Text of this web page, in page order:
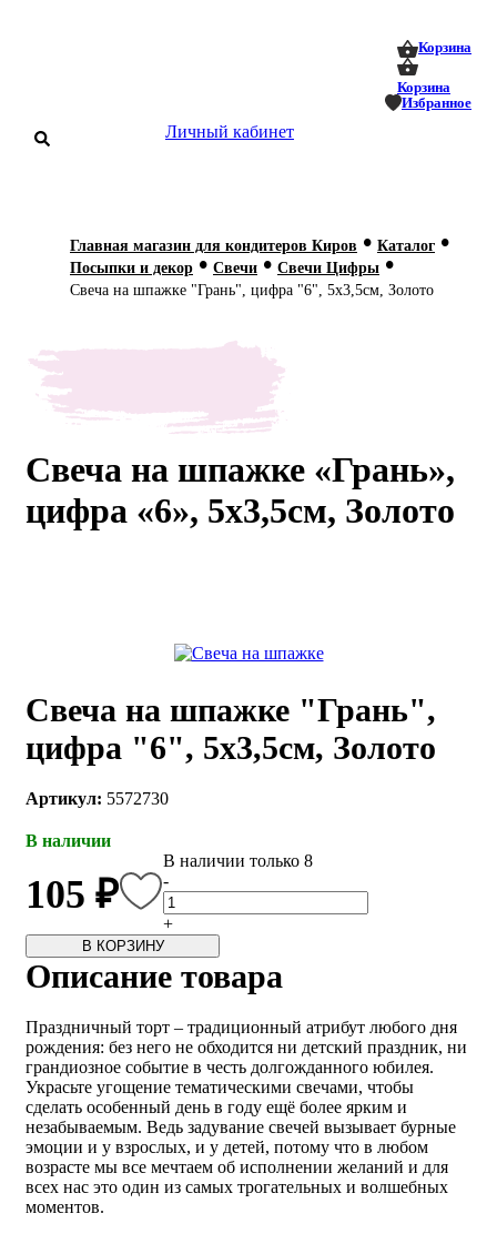
Корзина
Корзина
Избранное
Личный кабинет
О нас
Мастер-
106
256-54-
Главная магазин для кондитеров Киров • Каталог •
Посыпки и декор • Свечи • Свечи Цифры •
Свеча на шпажке "Грань", цифра "6", 5х3,5см, Золото
Свеча на шпажке «Грань»,
цифра «6», 5х3,5см, Золото
Свеча на шпажке "Грань",
цифра "6", 5х3,5см, Золото
Артикул: 5572730
В наличии
105 ₽
В наличии только 8
-
+
В КОРЗИНУ
Описание товара
Праздничный торт – традиционный атрибут любого дня
рождения: без него не обходится ни детский праздник, ни
грандиозное событие в честь долгожданного юбилея.
Украсьте угощение тематическими свечами, чтобы
сделать особенный день в году ещё более ярким и
незабываемым. Ведь задувание свечей вызывает бурные
эмоции и у взрослых, и у детей, потому что в любом
возрасте мы все мечтаем об исполнении желаний и для
всех нас это один из самых трогательных и волшебных
моментов.